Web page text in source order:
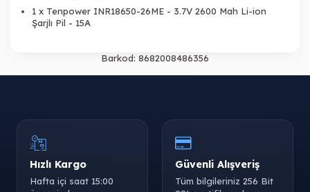
1 x Tenpower INR18650-26ME - 3.7V 2600 Mah Li-ion
Şarjlı Pil - 15A
Barkod: 8682008486356
Hızlı Kargo
Hafta içi saat 15:00
Güvenli Alışveriş
Tüm bilgileriniz 256 Bit